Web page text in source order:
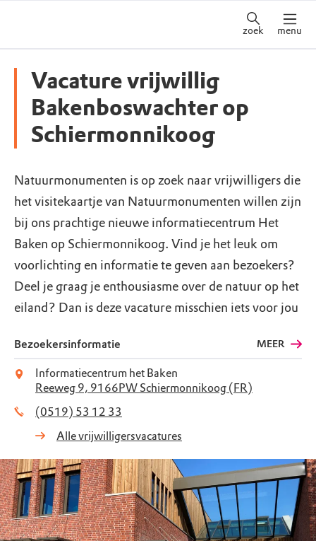
zoek menu
Vacature vrijwillig
Bakenboswachter op
Schiermonnikoog
Natuurmonumenten is op zoek naar vrijwilligers die
het visitekaartje van Natuurmonumenten willen zijn
bij ons prachtige nieuwe informatiecentrum Het
Baken op Schiermonnikoog. Vind je het leuk om
voorlichting en informatie te geven aan bezoekers?
Deel je graag je enthousiasme over de natuur op het
eiland? Dan is deze vacature misschien iets voor jou
Bezoekersinformatie MEER
Informatiecentrum het Baken
Reeweg 9, 9166PW Schiermonnikoog (FR)
(0519) 53 12 33
Alle vrijwilligersvacatures